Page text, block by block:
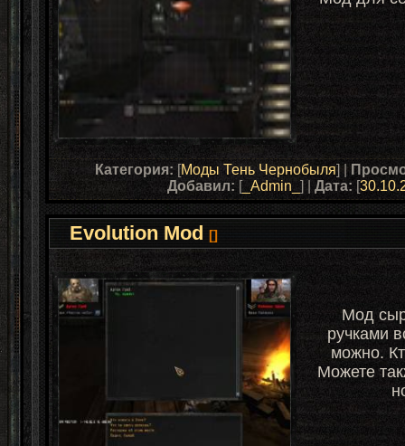
Категория:[Моды Тень Чернобыля] |
Добавил: [_Admin_ ] | Дата: [
Evolution Mod []
Мод
ручками
можно.
Можете